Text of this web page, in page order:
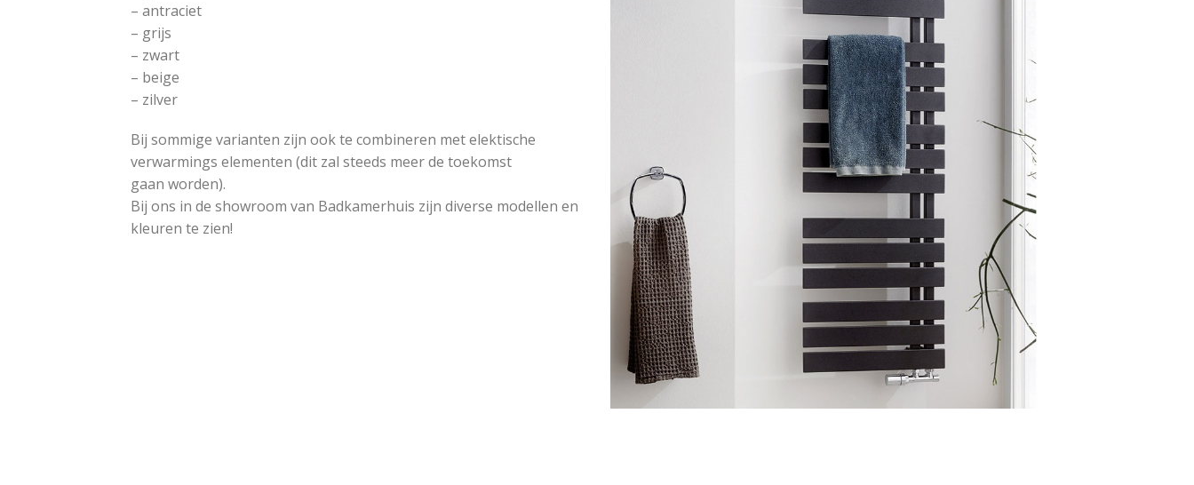
– antraciet
– grijs
– zwart
– beige
– zilver
Bij sommige varianten zijn ook te combineren met elektische
verwarmings elementen (dit zal steeds meer de toekomst
gaan worden).
Bij ons in de showroom van Badkamerhuis zijn diverse modellen en
kleuren te zien!